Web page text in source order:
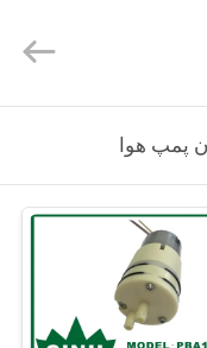
پمپ هوا